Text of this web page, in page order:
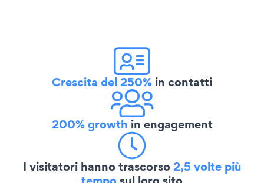
Crescita del 250% in contatti
200% growth in engagement
I visitatori hanno trascorso2,5 volte più